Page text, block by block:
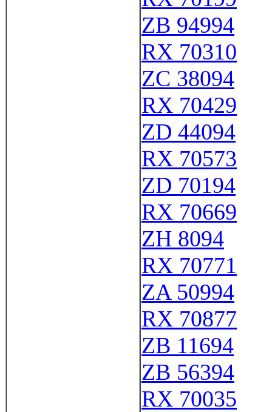
ZB 94994
RX 70310
ZC 38094
RX 70429
ZD 44094
RX 70573
ZD 70194
RX 70669
ZH 8094
RX 70771
ZA 50994
RX 70877
ZB 11694
ZB 56394
RX 70035